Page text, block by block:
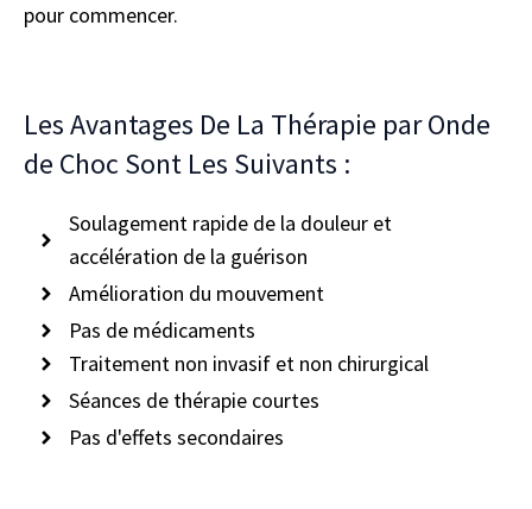
pour commencer.
Les Avantages De La Thérapie par Onde
de Choc Sont Les Suivants :
Soulagement rapide de la douleur et
accélération de la guérison
Amélioration du mouvement
Pas de médicaments
Traitement non invasif et non chirurgical
Séances de thérapie courtes
Pas d'effets secondaires